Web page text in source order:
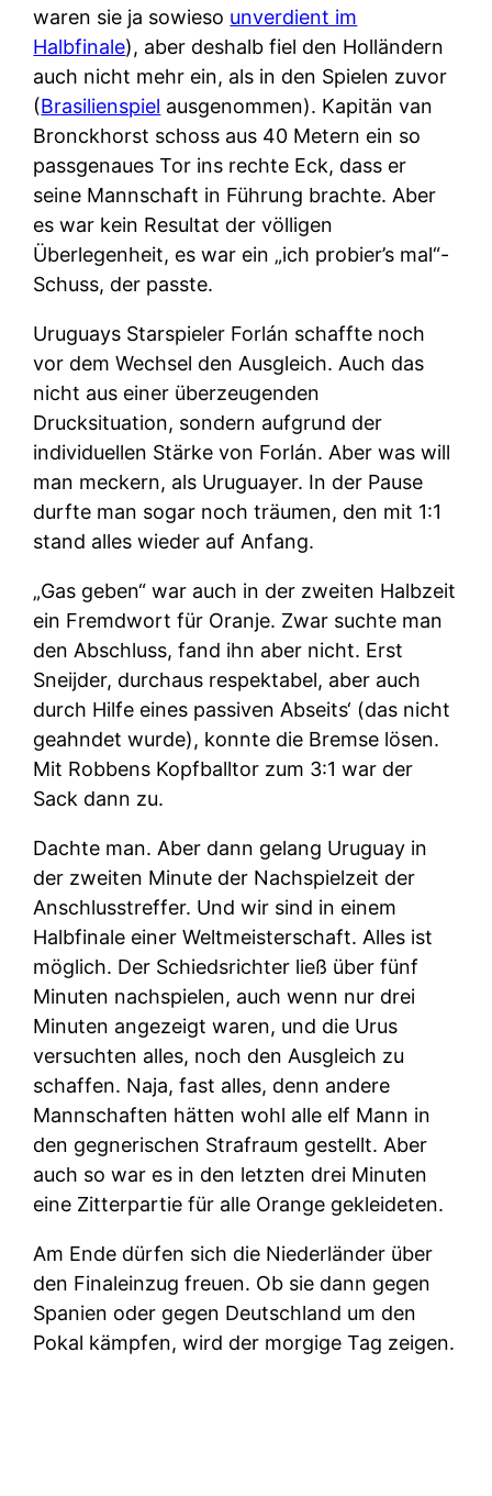
waren sie ja sowieso unverdient im
Halbfinale), aber deshalb fiel den Holländern
auch nicht mehr ein, als in den Spielen zuvor
(Brasilienspiel ausgenommen). Kapitän van
Bronckhorst schoss aus 40 Metern ein so
passgenaues Tor ins rechte Eck, dass er
seine Mannschaft in Führung brachte. Aber
es war kein Resultat der völligen
Überlegenheit, es war ein „ich probier’s mal“-
Schuss, der passte.
Uruguays Starspieler Forlán schaffte noch
vor dem Wechsel den Ausgleich. Auch das
nicht aus einer überzeugenden
Drucksituation, sondern aufgrund der
individuellen Stärke von Forlán. Aber was will
man meckern, als Uruguayer. In der Pause
durfte man sogar noch träumen, den mit 1:1
stand alles wieder auf Anfang.
„Gas geben“ war auch in der zweiten Halbzeit
ein Fremdwort für Oranje. Zwar suchte man
den Abschluss, fand ihn aber nicht. Erst
Sneijder, durchaus respektabel, aber auch
durch Hilfe eines passiven Abseits‘ (das nicht
geahndet wurde), konnte die Bremse lösen.
Mit Robbens Kopfballtor zum 3:1 war der
Sack dann zu.
Dachte man. Aber dann gelang Uruguay in
der zweiten Minute der Nachspielzeit der
Anschlusstreffer. Und wir sind in einem
Halbfinale einer Weltmeisterschaft. Alles ist
möglich. Der Schiedsrichter ließ über fünf
Minuten nachspielen, auch wenn nur drei
Minuten angezeigt waren, und die Urus
versuchten alles, noch den Ausgleich zu
schaffen. Naja, fast alles, denn andere
Mannschaften hätten wohl alle elf Mann in
den gegnerischen Strafraum gestellt. Aber
auch so war es in den letzten drei Minuten
eine Zitterpartie für alle Orange gekleideten.
Am Ende dürfen sich die Niederländer über
den Finaleinzug freuen. Ob sie dann gegen
Spanien oder gegen Deutschland um den
Pokal kämpfen, wird der morgige Tag zeigen.